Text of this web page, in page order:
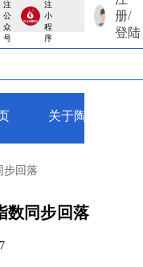
注
公
众
号
注
小
程
序
册/
登陆
关于陶博会
步回落
数同步回落